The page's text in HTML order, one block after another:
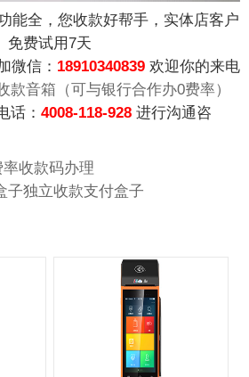
能全，您收款好帮手，实体店客户
免费试用7天
微信： 18910340839 欢迎你的来电
款音箱（可与银行合作办0费率）
话： 4008-118-928 进行沟通咨
收款码办理
子独立收款支付盒子